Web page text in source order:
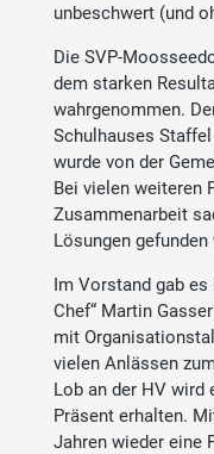
unbeschwert (und
Die SVP-
dem starken
wahrgenommen.
Schulhauses
wurde von der
Bei vielen weiteren
Zusammenarbeit
Lösungen gefunden
Im Vorstand gab
Chef“ Martin
mit
vielen Anlässen
Lob an der HV wird
Präsent erhalten.
Jahren wieder eine